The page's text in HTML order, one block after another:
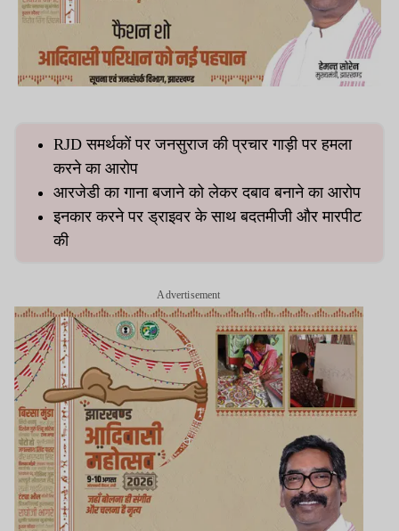
RJD समर्थकों पर जनसुराज की प्रचार गाड़ी पर हमला
करने का आरोप
आरजेडी का गाना बजाने को लेकर दबाव बनाने का आरोप
इनकार करने पर ड्राइवर के साथ बदतमीजी और मारपीट
की
Advertisement